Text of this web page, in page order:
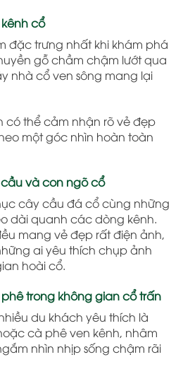
cổ
đặc trưng nhất khi khám phá
gỗ chầm chậm lướt qua
nhà cổ ven sông mang lại
có thể cảm nhận rõ vẻ đẹp
một góc nhìn hoàn toàn
và con ngõ cổ
cây cầu đá cổ cùng những
dài quanh các dòng kênh.
mang vẻ đẹp rất điện ảnh,
ai yêu thích chụp ảnh
hoài cổ.
trong không gian cổ trấn
du khách yêu thích là
cà phê ven kênh, nhâm
nhìn nhịp sống chậm rãi